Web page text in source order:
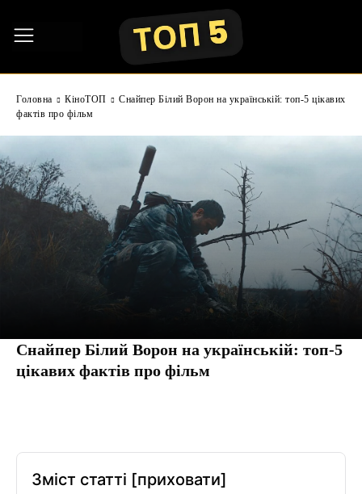
Головна КіноТОП
Снайпер Білий Ворон на українській: топ-5 цікавих
фактів про фільм
Снайпер Білий Ворон на українській: топ-5
цікавих фактів про фільм
Зміст статті [приховати]